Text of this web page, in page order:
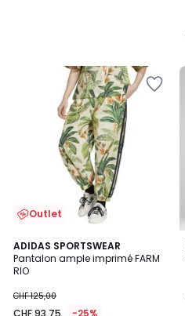
Outlet
ADIDAS SPORTSWEAR
Pantalon ample imprimé FARM
RIO
CHF 125,00
CHF 93,75 -25%
4,5
/ 5